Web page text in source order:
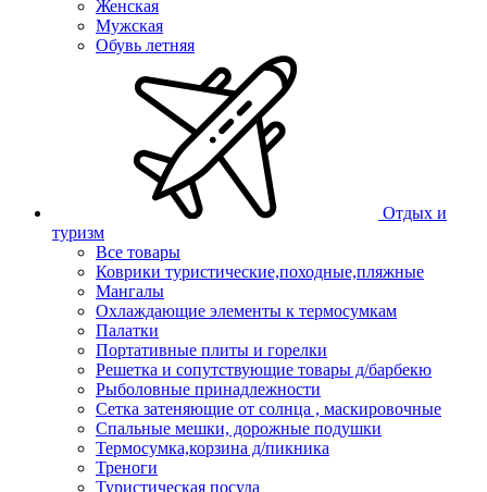
Женская
Мужская
Обувь летняя
Отдых и
туризм
Все товары
Коврики туристические,походные,пляжные
Мангалы
Охлаждающие элементы к термосумкам
Палатки
Портативные плиты и горелки
Решетка и сопутствующие товары д/барбекю
Рыболовные принадлежности
Сетка затеняющие от солнца , маскировочные
Спальные мешки, дорожные подушки
Термосумка,корзина д/пикника
Треноги
Туристическая посуда